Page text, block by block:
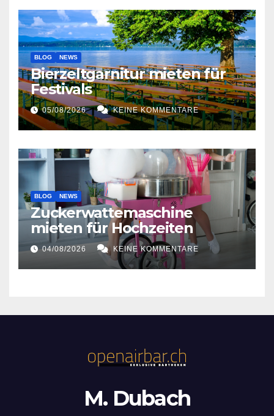
BLOG NEWS
Bierzeltgarnitur mieten für
Festivals
05/08/2026 KEINE KOMMENTARE
BLOG NEWS
Zuckerwattemaschine
mieten für Hochzeiten
04/08/2026 KEINE KOMMENTARE
M. Dubach